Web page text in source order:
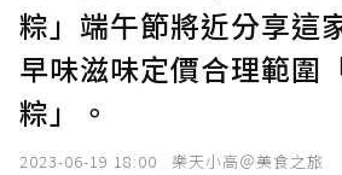
粽」端午節將近分享這
早味滋味定價合理範圍
粽」。
2023-06-19 18:00 樂天小高＠美食之旅